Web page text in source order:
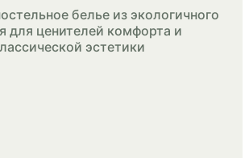
белье из экологичного
для ценителей комфорта и
эстетики